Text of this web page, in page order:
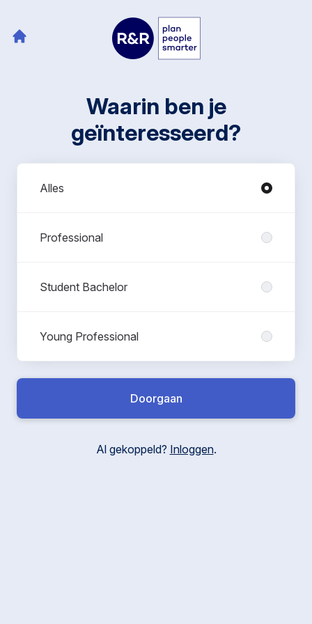
Waarin ben je
geïnteresseerd?
Alles
Professional
Student Bachelor
Young Professional
Doorgaan
Al gekoppeld? Inloggen.